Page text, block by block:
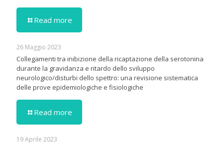
Read more
26 Maggio 2023
Collegamenti tra inibizione della ricaptazione della serotonina
durante la gravidanza e ritardo dello sviluppo
neurologico/disturbi dello spettro: una revisione sistematica
delle prove epidemiologiche e fisiologiche
Read more
19 Aprile 2023